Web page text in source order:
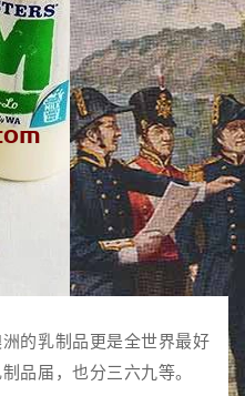
的乳制品更是全世界最好
品届，也分三六九等。